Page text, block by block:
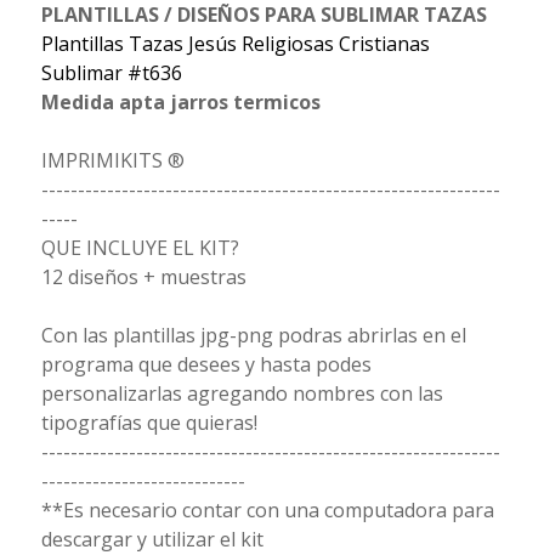
PLANTILLAS / DISEÑOS PARA SUBLIMAR TAZAS
Plantillas Tazas Jesús Religiosas Cristianas
Sublimar #t636
Medida apta jarros termicos
IMPRIMIKITS ®
---------------------------------------------------------------
-----
QUE INCLUYE EL KIT?
12 diseños + muestras
Con las plantillas jpg-png podras abrirlas en el
programa que desees y hasta podes
personalizarlas agregando nombres con las
tipografías que quieras!
---------------------------------------------------------------
----------------------------
**Es necesario contar con una computadora para
descargar y utilizar el kit